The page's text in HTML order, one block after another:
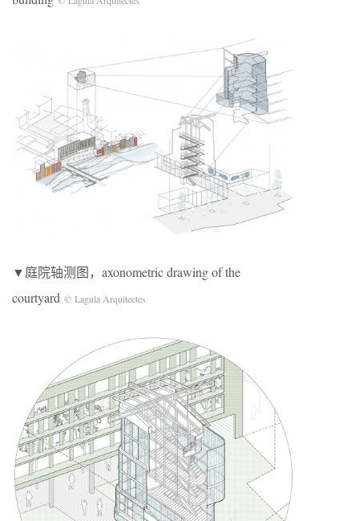
▼庭院轴测图，axonometric drawing of the
courtyard © Lagula Arquitectes